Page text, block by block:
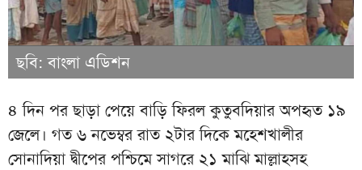
ছবি: বাংলা এডিশন
৪ দিন পর ছাড়া পেয়ে বাড়ি ফিরল কুতুবদিয়ার অপহৃত ১৯
জেলে। গত ৬ নভেম্বর রাত ২টার দিকে মহেশখালীর
সোনাদিয়া দ্বীপের পশ্চিমে সাগরে ২১ মাঝি মাল্লাহসহ